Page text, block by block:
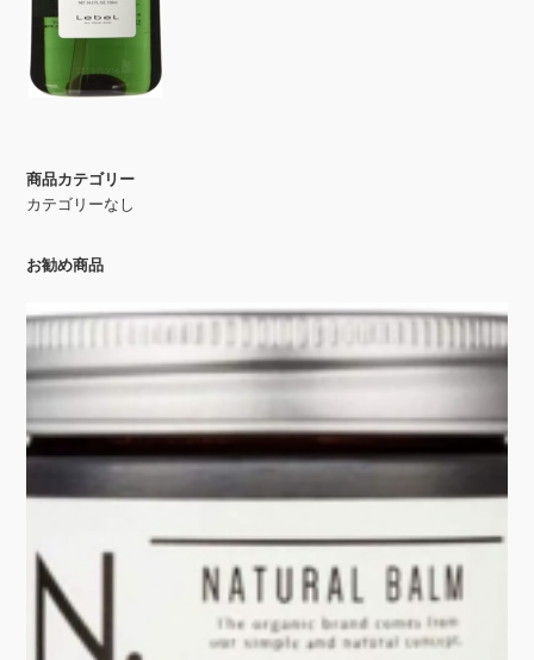
商品カテゴリー
カテゴリーなし
お勧め商品